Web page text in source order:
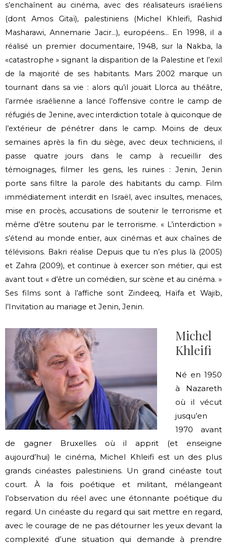
s’enchaînent au cinéma, avec des réalisateurs israéliens
(dont Amos Gitaï), palestiniens (Michel Khleifi, Rashid
Masharawi, Annemarie Jacir…), européens… En 1998, il a
réalisé un premier documentaire, 1948, sur la Nakba, la
«catastrophe » signant la disparition de la Palestine et l’exil
de la majorité de ses habitants. Mars 2002 marque un
tournant dans sa vie : alors qu’il jouait Llorca au théâtre,
l’armée israélienne a lancé l’offensive contre le camp de
réfugiés de Jenine, avec interdiction totale à quiconque de
l’extérieur de pénétrer dans le camp. Moins de deux
semaines après la fin du siège, avec deux techniciens, il
passe quatre jours dans le camp à recueillir des
témoignages, filmer les gens, les ruines : Jenin, Jenin
porte sans filtre la parole des habitants du camp. Film
immédiatement interdit en Israël, avec insultes, menaces,
mise en procès, accusations de soutenir le terrorisme et
même d’être soutenu par le terrorisme. « L’interdiction »
s’étend au monde entier, aux cinémas et aux chaînes de
télévisions. Bakri réalise Depuis que tu n’es plus là (2005)
et Zahra (2009), et continue à exercer son métier, qui est
avant tout « d’être un comédien, sur scène et au cinéma. »
Ses films sont à l’affiche sont Zindeeq, Haïfa et Wajib,
l’Invitation au mariage et Jenin, Jenin.
Michel
Khleifi
Né en 1950
à Nazareth
où il vécut
jusqu’en
1970 avant
de gagner Bruxelles où il apprit (et enseigne
aujourd’hui) le cinéma, Michel Khleifi est un des plus
grands cinéastes palestiniens. Un grand cinéaste tout
court. À la fois poétique et militant, mélangeant
l’observation du réel avec une étonnante poétique du
regard. Un cinéaste du regard qui sait mettre en regard,
avec le courage de ne pas détourner les yeux devant la
complexité d’une situation qui demande à prendre